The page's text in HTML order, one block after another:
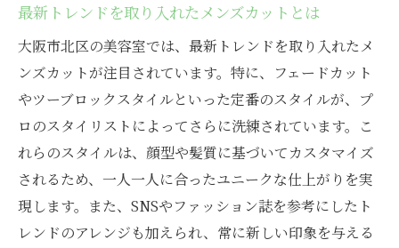
最新トレンドを取り入れたメンズカットとは
大阪市北区の美容室では、最新トレンドを取り入れたメ
ンズカットが注目されています。特に、フェードカット
やツーブロックスタイルといった定番のスタイルが、プ
ロのスタイリストによってさらに洗練されています。こ
れらのスタイルは、顔型や髪質に基づいてカスタマイズ
されるため、一人一人に合ったユニークな仕上がりを実
現します。また、SNSやファッション誌を参考にしたト
レンドのアレンジも加えられ、常に新しい印象を与える